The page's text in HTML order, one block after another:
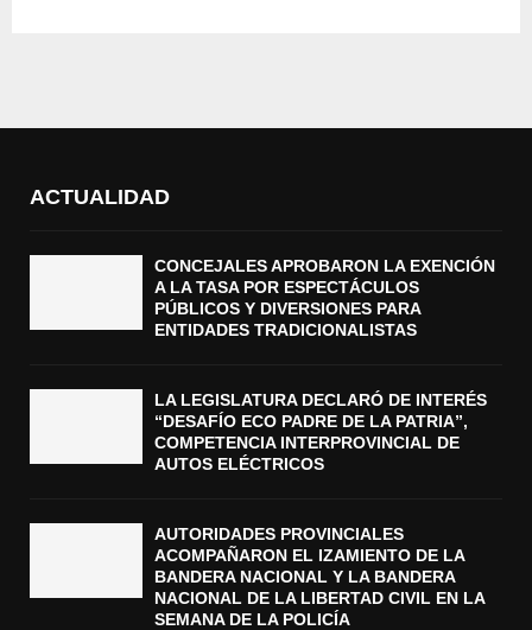
ACTUALIDAD
CONCEJALES APROBARON LA EXENCIÓN
A LA TASA POR ESPECTÁCULOS
PÚBLICOS Y DIVERSIONES PARA
ENTIDADES TRADICIONALISTAS
LA LEGISLATURA DECLARÓ DE INTERÉS
“DESAFÍO ECO PADRE DE LA PATRIA”,
COMPETENCIA INTERPROVINCIAL DE
AUTOS ELÉCTRICOS
AUTORIDADES PROVINCIALES
ACOMPAÑARON EL IZAMIENTO DE LA
BANDERA NACIONAL Y LA BANDERA
NACIONAL DE LA LIBERTAD CIVIL EN LA
SEMANA DE LA POLICÍA